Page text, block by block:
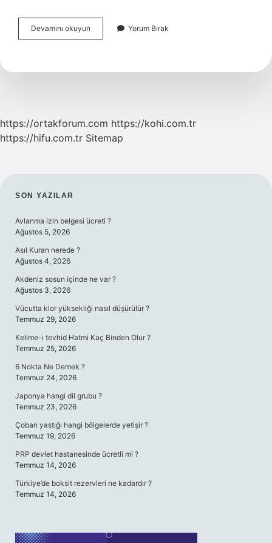
Devamını okuyun
Çekilen
Işler
Yorum Bırak
https://ortakforum.com https://kohi.com.tr
https://hifu.com.tr Sitemap
SIDEBAR
SON YAZILAR
Avlanma izin belgesi ücreti ?
Ağustos 5, 2026
Asıl Kuran nerede ?
Ağustos 4, 2026
Akdeniz sosun içinde ne var ?
Ağustos 3, 2026
Vücutta klor yüksekliği nasıl düşürülür ?
Temmuz 29, 2026
Kelime-i tevhid Hatmi Kaç Binden Olur ?
Temmuz 25, 2026
6 Nokta Ne Demek ?
Temmuz 24, 2026
Japonya hangi dil grubu ?
Temmuz 23, 2026
Çoban yastığı hangi bölgelerde yetişir ?
Temmuz 19, 2026
PRP devlet hastanesinde ücretli mi ?
Temmuz 14, 2026
Türkiye’de boksit rezervleri ne kadardır ?
Temmuz 14, 2026